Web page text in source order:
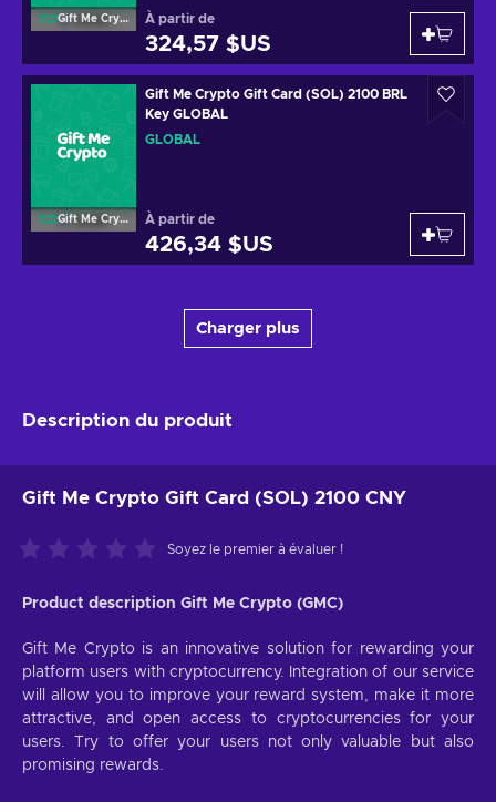
Gift Me Crypto À partir de
324,57 $US
Gift Me Crypto
Gift Me Crypto Gift Card (SOL) 2100 BRL
Key GLOBAL
GLOBAL
À partir de
426,34 $US
Charger plus
Description du produit
Gift Me Crypto Gift Card (SOL) 2100 CNY
Soyez le premier à évaluer !
Product description Gift Me Crypto (GMC)
Gift Me Crypto is an innovative solution for rewarding your
platform users with cryptocurrency. Integration of our service
will allow you to improve your reward system, make it more
attractive, and open access to cryptocurrencies for your
users. Try to offer your users not only valuable but also
promising rewards.